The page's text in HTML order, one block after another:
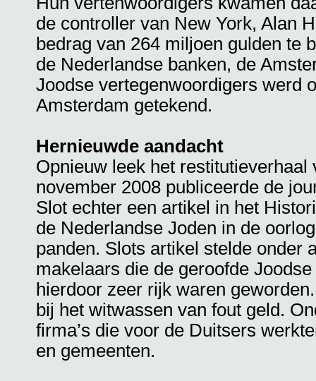
de controller van New York, Alan
bedrag van 264 miljoen gulden te
de Nederlandse banken, de
Joodse vertegenwoordigers werd
Amsterdam getekend.
Hernieuwde aandacht
Opnieuw leek het restitutieverhaal
november 2008 publiceerde de
Slot echter een artikel in het
de Nederlandse Joden in de
panden. Slots artikel stelde onder
makelaars die de geroofde
hierdoor zeer rijk waren
bij het witwassen van fout geld.
firma’s die voor de Duitsers
en gemeenten.